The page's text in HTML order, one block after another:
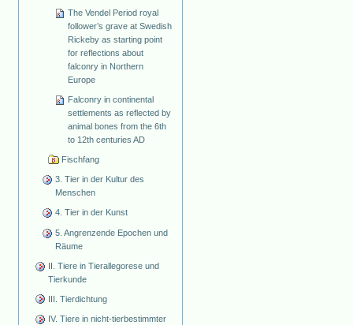
The Vendel Period royal
follower’s grave at Swedish
Rickeby as starting point
for reflections about
falconry in Northern
Europe
Falconry in continental
settlements as reflected by
animal bones from the 6th
to 12th centuries AD
Fischfang
3. Tier in der Kultur des
Menschen
4. Tier in der Kunst
5. Angrenzende Epochen und
Räume
II. Tiere in Tierallegorese und
Tierkunde
III. Tierdichtung
IV. Tiere in nicht-tierbestimmter